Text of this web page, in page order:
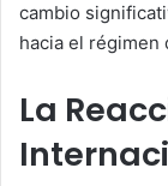
cambio
hacia el régimen
La